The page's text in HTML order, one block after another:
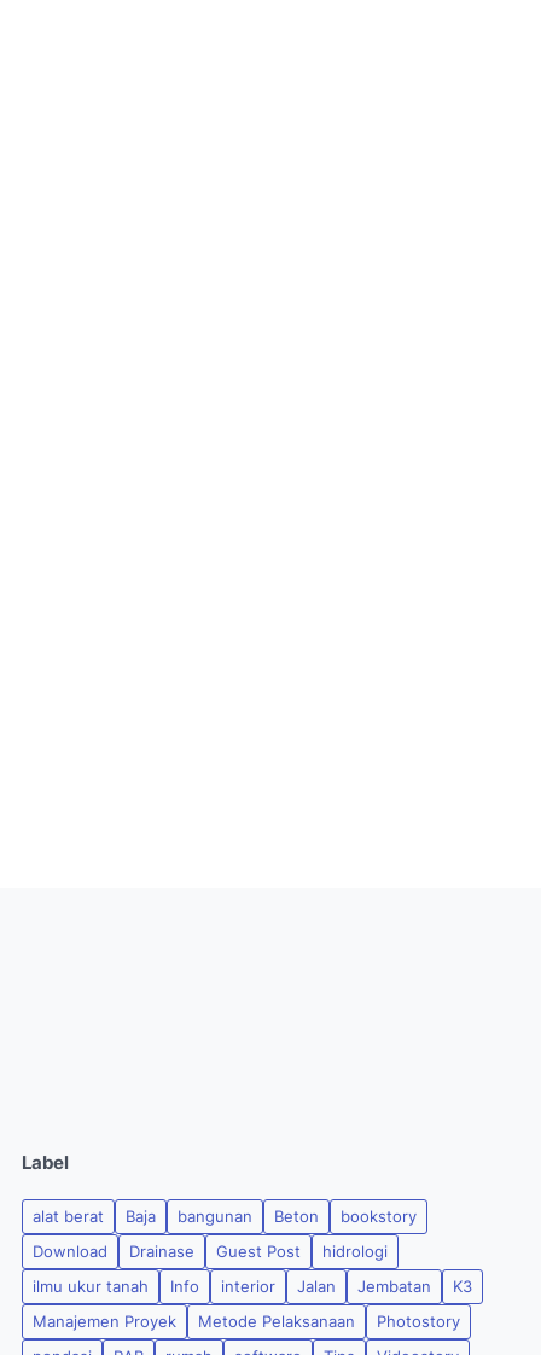
Label
alat berat Baja bangunan Beton
bookstory
Download
Drainase Guest Post
hidrologi
ilmu ukur tanah
Info interior Jalan Jembatan
K3
Manajemen Proyek
Metode Pelaksanaan
Photostory